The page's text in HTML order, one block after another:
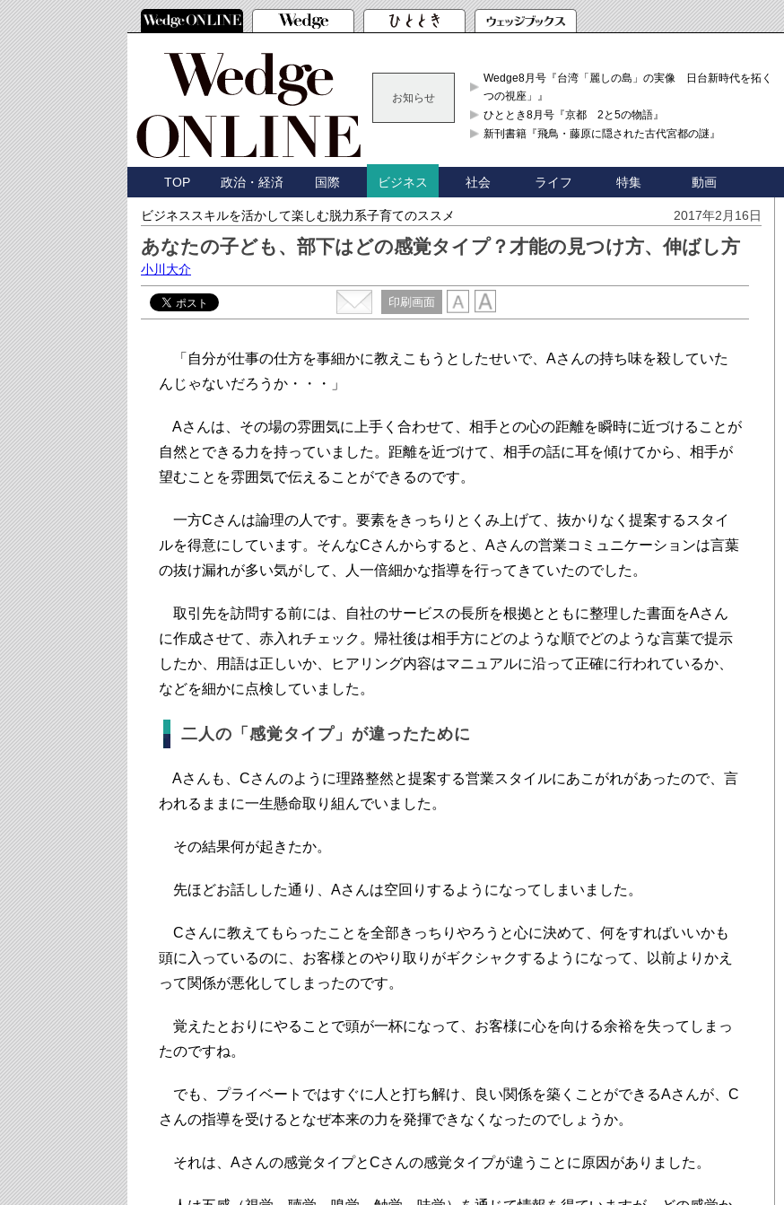
お知らせ
Wedge8月号『台湾「麗しの島」の実像 日台新時代を拓く「3
つの視座」』
ひととき8月号『京都 2と5の物語』
新刊書籍『飛鳥・藤原に隠された古代宮都の謎』
TOP 政治・経済 国際 ビジネス 社会 ライフ 特集 動画
ビジネススキルを活かして楽しむ脱力系子育てのススメ 2017年2月16日
あなたの子ども、部下はどの感覚タイプ？才能の見つけ方、伸ばし方
小川大介
印刷画面
「自分が仕事の仕方を事細かに教えこもうとしたせいで、Aさんの持ち味を殺していた
んじゃないだろうか・・・」
Aさんは、その場の雰囲気に上手く合わせて、相手との心の距離を瞬時に近づけることが
自然とできる力を持っていました。距離を近づけて、相手の話に耳を傾けてから、相手が
望むことを雰囲気で伝えることができるのです。
一方Cさんは論理の人です。要素をきっちりとくみ上げて、抜かりなく提案するスタイ
ルを得意にしています。そんなCさんからすると、Aさんの営業コミュニケーションは言葉
の抜け漏れが多い気がして、人一倍細かな指導を行ってきていたのでした。
取引先を訪問する前には、自社のサービスの長所を根拠とともに整理した書面をAさん
に作成させて、赤入れチェック。帰社後は相手方にどのような順でどのような言葉で提示
したか、用語は正しいか、ヒアリング内容はマニュアルに沿って正確に行われているか、
などを細かに点検していました。
二人の「感覚タイプ」が違ったために
Aさんも、Cさんのように理路整然と提案する営業スタイルにあこがれがあったので、言
われるままに一生懸命取り組んでいました。
その結果何が起きたか。
先ほどお話しした通り、Aさんは空回りするようになってしまいました。
Cさんに教えてもらったことを全部きっちりやろうと心に決めて、何をすればいいかも
頭に入っているのに、お客様とのやり取りがギクシャクするようになって、以前よりかえ
って関係が悪化してしまったのです。
覚えたとおりにやることで頭が一杯になって、お客様に心を向ける余裕を失ってしまっ
たのですね。
でも、プライベートではすぐに人と打ち解け、良い関係を築くことができるAさんが、C
さんの指導を受けるとなぜ本来の力を発揮できなくなったのでしょうか。
それは、Aさんの感覚タイプとCさんの感覚タイプが違うことに原因がありました。